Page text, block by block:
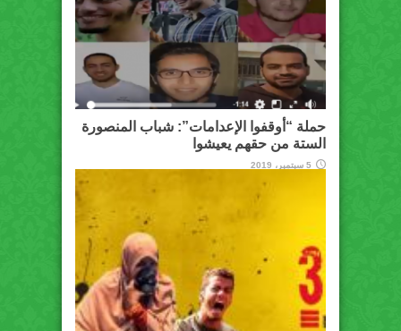
حملة “أوقفوا الإعدامات”: شباب المنصورة
الستة من حقهم يعيشوا
5 سبتمبر، 2019